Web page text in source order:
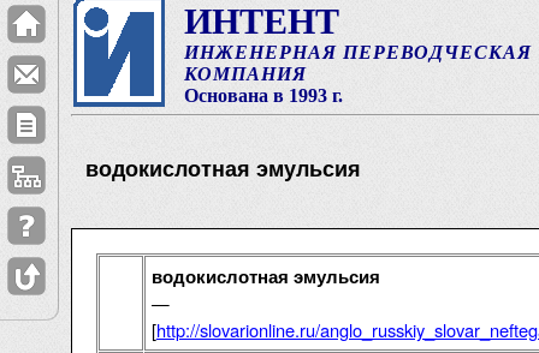
ИНТЕНТ
ИНЖЕНЕРНАЯ ПЕРЕВОДЧЕСКАЯ
КОМПАНИЯ
Основана в 1993 г.
водокислотная эмульсия
водокислотная эмульсия
—
[http://slovarionline.ru/